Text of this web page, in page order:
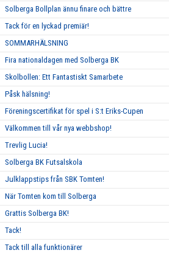
Solberga Bollplan ännu finare och bättre
Tack för en lyckad premiär!
SOMMARHÄLSNING
Fira nationaldagen med Solberga BK
Skolbollen: Ett Fantastiskt Samarbete
Påsk hälsning!
Föreningscertifikat för spel i S:t Eriks-Cupen
Välkommen till vår nya webbshop!
Trevlig Lucia!
Solberga BK Futsalskola
Julklappstips från SBK Tomten!
När Tomten kom till Solberga
Grattis Solberga BK!
Tack!
Tack till alla funktionärer